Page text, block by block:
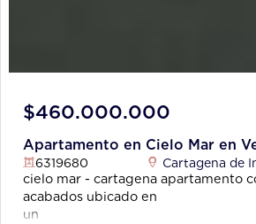
$460.000.000
Apartamento en Cielo Mar en
6319680 Cartagena de
cielo mar - cartagena apartamento
acabados ubicado en
un